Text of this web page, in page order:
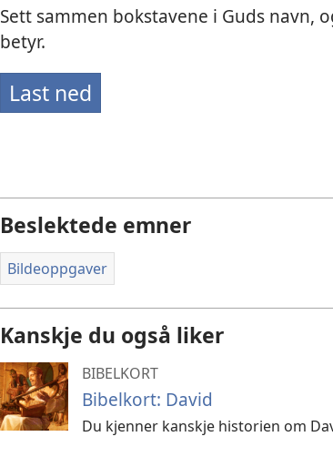
Sett sammen bokstavene i Guds navn,
betyr.
Last ned
Beslektede emner
Bildeoppgaver
Kanskje du også liker
BIBELKORT
Bibelkort: David
Du kjenner kanskje historien om